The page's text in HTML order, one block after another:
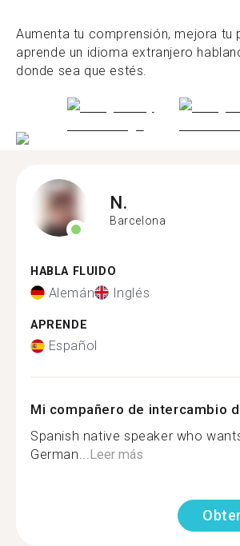
Aumenta tu comprensión, mejora tu
aprende un idioma extranjero
donde sea que estés.
N.
Barcelona
HABLA FLUIDO
Alemán Inglés
APRENDE
Español
Mi compañero de intercambio
Spanish native speaker who
German...Leer más